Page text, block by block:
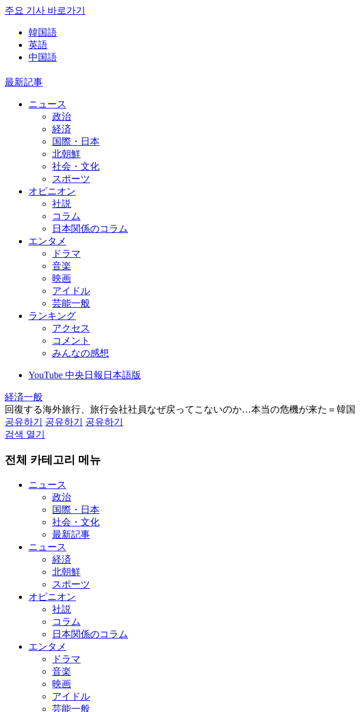
주요 기사 바로가기
韓国語
英語
中国語
最新記事
ニュース
政治
経済
国際・日本
北朝鮮
社会・文化
スポーツ
オピニオン
社説
コラム
日本関係のコラム
エンタメ
ドラマ
音楽
映画
アイドル
芸能一般
ランキング
アクセス
コメント
みんなの感想
YouTube 中央日報日本語版
経済一般
回復する海外旅行、旅行会社社員なぜ戻ってこないのか…本当の危機が来た＝韓国
공유하기
공유하기
공유하기
검색 열기
전체 카테고리 메뉴
ニュース
政治
国際・日本
社会・文化
最新記事
ニュース
経済
北朝鮮
スポーツ
オピニオン
社説
コラム
日本関係のコラム
エンタメ
ドラマ
音楽
映画
アイドル
芸能一般